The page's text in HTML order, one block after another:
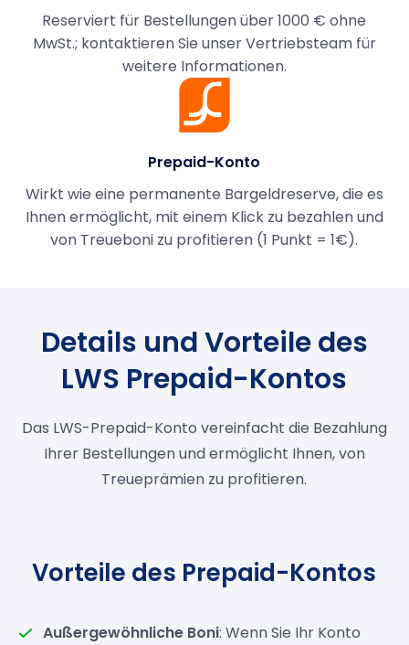
Reserviert für Bestellungen über 1000 € ohne
MwSt.; kontaktieren Sie unser Vertriebsteam für
weitere Informationen.
Prepaid-Konto
Wirkt wie eine permanente Bargeldreserve, die es
Ihnen ermöglicht, mit einem Klick zu bezahlen und
von Treueboni zu profitieren (1 Punkt = 1€).
Details und Vorteile des
LWS Prepaid-Kontos
Das LWS-Prepaid-Konto vereinfacht die Bezahlung
Ihrer Bestellungen und ermöglicht Ihnen, von
Treueprämien zu profitieren.
Vorteile des Prepaid-Kontos
Außergewöhnliche Boni: Wenn Sie Ihr Konto